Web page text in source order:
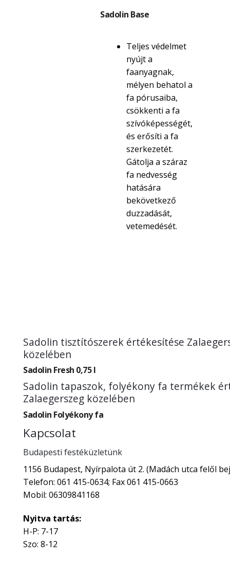
Sadolin Base
Teljes védelmet
nyújt a
faanyagnak,
mélyen behatol a
fa pórusaiba,
csökkenti a fa
szívóképességét,
és erősíti a fa
szerkezetét.
Gátolja a száraz
fa nedvesség
hatására
bekövetkező
duzzadását,
vetemedését.
Sadolin tisztítószerek értékesítése
közelében
Sadolin Fresh 0,75 l
Sadolin tapaszok, folyékony fa termékek
Zalaegerszeg közelében
Sadolin Folyékony fa
Kapcsolat
Budapesti festéküzletünk
1156 Budapest, Nyírpalota út 2. (Madách utca felől
Telefon: 061 415-0634; Fax 061 415-0663
Mobil: 06309841168
Nyitva tartás:
H-P: 7-17
Szo: 8-12